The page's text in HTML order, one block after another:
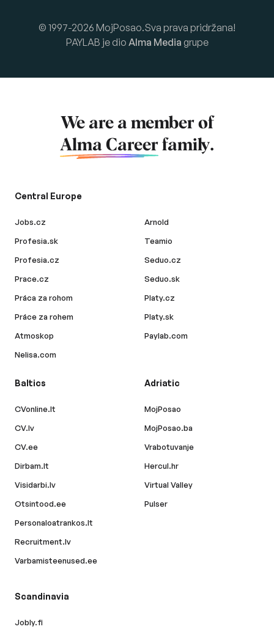
© 1997-2026 MojPosao.Sva prava pridržana!
PAYLAB je dio Alma Media grupe
We are a member of
Alma Career family.
Central Europe
Jobs.cz
Profesia.sk
Profesia.cz
Prace.cz
Práca za rohom
Práce za rohem
Atmoskop
Nelisa.com
Arnold
Teamio
Seduo.cz
Seduo.sk
Platy.cz
Platy.sk
Paylab.com
Baltics
CVonline.lt
CV.lv
CV.ee
Dirbam.lt
Visidarbi.lv
Otsintood.ee
Personaloatrankos.lt
Recruitment.lv
Varbamisteenused.ee
Adriatic
MojPosao
MojPosao.ba
Vrabotuvanje
Hercul.hr
Virtual Valley
Pulser
Scandinavia
Jobly.fi